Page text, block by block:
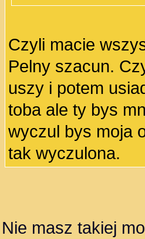
Czyli macie
Pelny szacun.
uszy i potem
toba ale ty bys
wyczul bys moja
tak wyczulona.
Nie masz takiej